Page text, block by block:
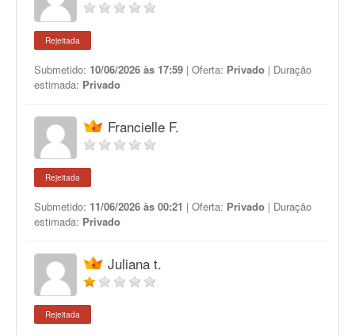
Rejeitada
Submetido: 10/06/2026 às 17:59 | Oferta: Privado | Duração
estimada: Privado
Francielle F.
Rejeitada
Submetido: 11/06/2026 às 00:21 | Oferta: Privado | Duração
estimada: Privado
Juliana t.
Rejeitada